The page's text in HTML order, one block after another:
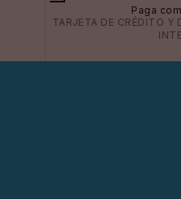
Paga
TARJETA DE CRÉDITO Y